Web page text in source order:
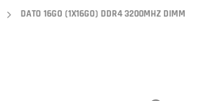
DATO 16GO (1X16GO) DDR4 3200MHZ DIMM